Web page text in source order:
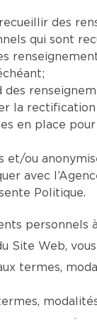
des
qui sont
la
en place
et/ou
avec
Politique.
personnels
Site Web,
termes,